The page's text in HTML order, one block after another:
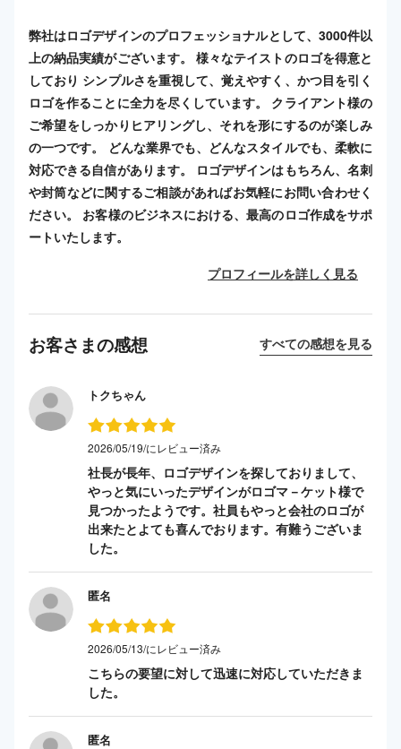
弊社はロゴデザインのプロフェッショナルとして、3000件以
上の納品実績がございます。 様々なテイストのロゴを得意と
しており シンプルさを重視して、覚えやすく、かつ目を引く
ロゴを作ることに全力を尽くしています。 クライアント様の
ご希望をしっかりヒアリングし、それを形にするのが楽しみ
の一つです。 どんな業界でも、どんなスタイルでも、柔軟に
対応できる自信があります。 ロゴデザインはもちろん、名刺
や封筒などに関するご相談があればお気軽にお問い合わせく
ださい。 お客様のビジネスにおける、最高のロゴ作成をサポ
ートいたします。
プロフィールを詳しく見る
お客さまの感想 すべての感想を見る
トクちゃん
2026/05/19/にレビュー済み
社長が長年、ロゴデザインを探しておりまして、
やっと気にいったデザインがロゴマ－ケット様で
見つかったようです。社員もやっと会社のロゴが
出来たとよても喜んでおります。有難うございま
した。
匿名
2026/05/13/にレビュー済み
こちらの要望に対して迅速に対応していただきま
した。
匿名